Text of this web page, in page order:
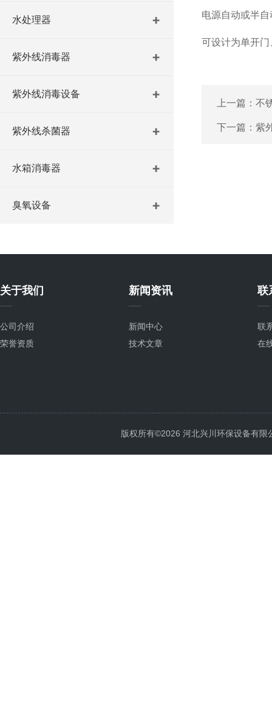
水处理器
紫外线消毒器
紫外线消毒设备
紫外线杀菌器
水箱消毒器
臭氧设备
电源自动或半
可设计为单开
上一篇： 不
下一篇： 紫
关于我们
公司介绍
荣誉资质
新闻资讯
新闻中心
技术文章
联
联
在
版权所有©2026 河北兴川环保设备有